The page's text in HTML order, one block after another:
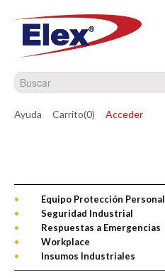
Ayuda Carrito(0) Acceder
Equipo Protección Personal
Seguridad Industrial
Respuestas a Emergencias
Workplace
Insumos Industriales